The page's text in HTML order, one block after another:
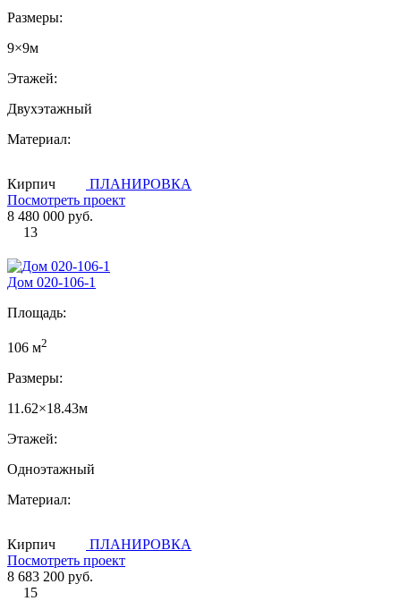
Размеры:
9×9м
Этажей:
Двухэтажный
Материал:
Кирпич
ПЛАНИРОВКА
Посмотреть проект
8 480 000 руб.
13
Дом 020-106-1
Площадь:
106 м2
Размеры:
11.62×18.43м
Этажей:
Одноэтажный
Материал:
Кирпич
ПЛАНИРОВКА
Посмотреть проект
8 683 200 руб.
15